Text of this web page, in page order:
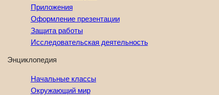
Приложения
Оформление презентации
Защита работы
Исследовательская деятельность
Энциклопедия
Начальные классы
Окружающий мир